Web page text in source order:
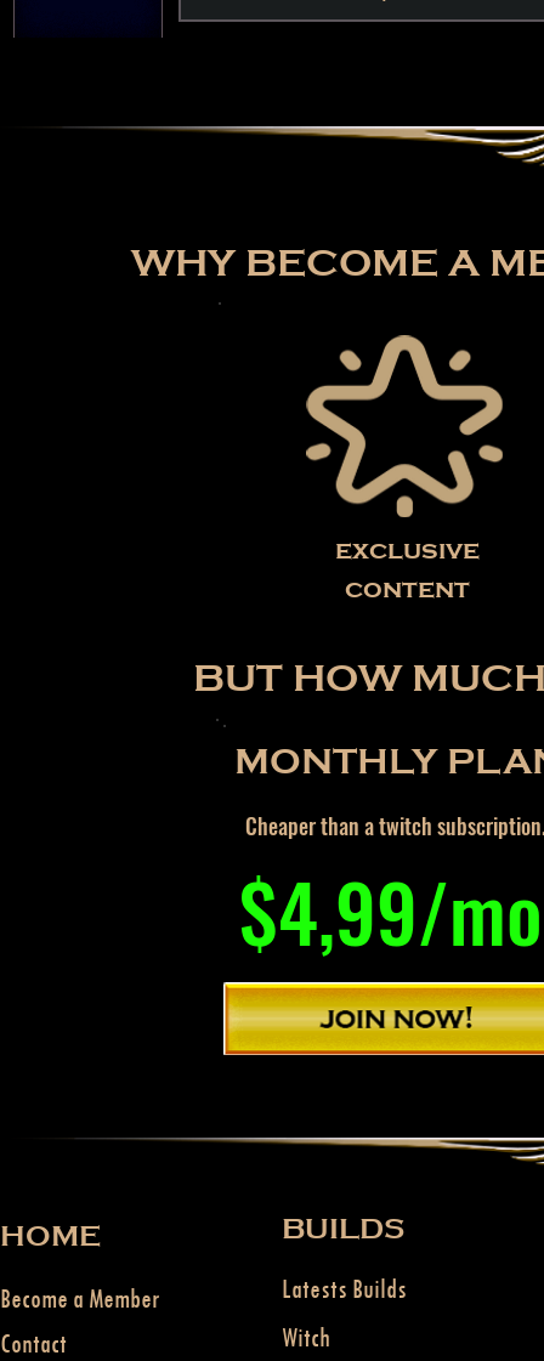
WHY BECOME A
exclusive
content
BUT HOW
MONTHLY
Cheaper than a twitch
$4,99/
HOME
Become a Member
Contact
BUILDS
Latests Builds
Witch